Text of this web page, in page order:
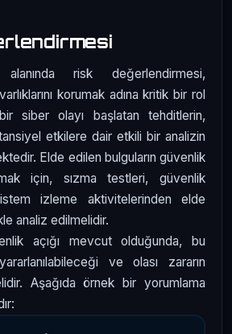
risk değerlendirmesi,
korumak adına kritik bir rol
siber olayı başlatan tehditlerin,
etkilere dair etkili bir analizin
Elde edilen bulguların güvenlik
için, sızma testleri, güvenlik
izleme aktivitelerinden elde
analiz edilmelidir.
açığı mevcut olduğunda, bu
ve olası zararın
Aşağıda örnek bir yorumlama